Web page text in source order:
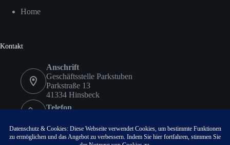
Home
Kontakt
Anschrift
Geschäftsstelle Parkstuben
Parkstraße 13
41334 Hinsbeck
Telefon
Fax
02153 9578418